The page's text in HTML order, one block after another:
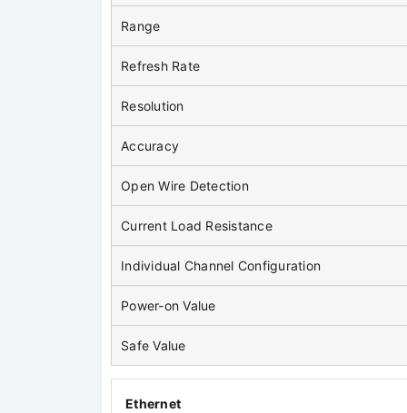
Range
Refresh Rate
Resolution
Accuracy
Open Wire Detection
Current Load Resistance
Individual Channel Configuration
Power-on Value
Safe Value
Ethernet